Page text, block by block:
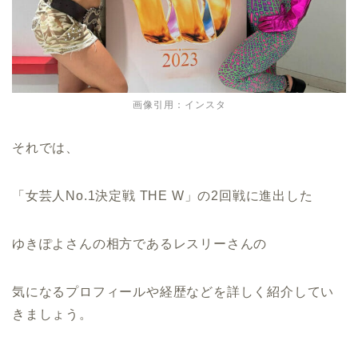
画像引用：インスタ
それでは、
「女芸人No.1決定戦 THE W」の2回戦に進出した
ゆきぽよさんの相方であるレスリーさんの
気になるプロフィールや経歴などを詳しく紹介してい
きましょう。